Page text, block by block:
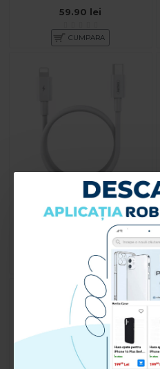
59.90 lei
CUMPARA
Cablu de date / incarcare rapida
Remax RC183 C-L
CUMPARA